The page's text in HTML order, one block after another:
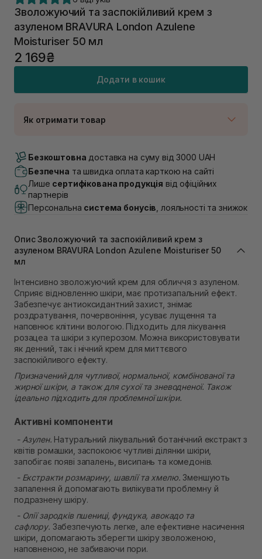
Зволожуючий та заспокійливий крем з
азуленом BRAVURA London Azulene
Moisturiser 50 мл
2 169₴
Додати в кошик
Як отримати товар
В наявності
Самовивіз м. Луцьк, вул. Винниченка 4
В наявності
Самовивіз м. Львів, вул. Академіка Підстригача, 1В
(Duck’s Lake)
В наявності
В наявності
Самовивіз м. Львів, вул. Степана Бандери 45
В наявності
Самовивіз м. Рівне, вул. Кулика і Гудачека 23 (ТЦ
Екватор)
В наявності
Безкоштовна доставка на суму від 3000 UAH
Безпечна та швидка оплата карткою на сайті
Лише сертифікована продукція від офіційних
партнерів
Персональна система бонусів , лояльності та знижок
Опис Зволожуючий та заспокійливий крем з
азуленом BRAVURA London Azulene Moisturiser 50
мл
Інтенсивно зволожуючий крем для обличчя з азуленом.
Сприяє відновленню шкіри, має протизапальний ефект.
Забезпечує антиоксидантний захист, знімає
роздратування, почервоніння, усуває лущення та
наповнює клітини вологою. Підходить для лікування
розацеа та шкіри з куперозом. Можна використовувати
як денний, так і нічний крем для миттєвого
заспокійливого ефекту.
Призначений для чутливої, нормальної, комбінованої та
жирної шкіри, а також для сухої та зневодненої. Також
ідеально підходить для проблемної шкіри.
Активні компоненти
- Азулен. Натуральний лікувальний ботанічний екстракт з
квітів ромашки, заспокоює чутливі ділянки шкіри,
запобігає появі запалень, висипань та комедонів.
- Екстракти розмарину, шавлії та хмелю. Зменшують
запалення й допомагають вилікувати проблемну й
подразнену шкіру.
- Олії зародків пшениці, фундука, авокадо та
сафлору. Забезпечують легке, але ефективне насичення
шкіри, допомагають зберегти шкіру зволоженою,
наповненою, не забиваючи пори.